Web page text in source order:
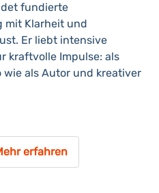
fundierte
mit Klarheit und
Er liebt intensive
kraftvolle Impulse: als
wie als Autor und kreativer
erfahren